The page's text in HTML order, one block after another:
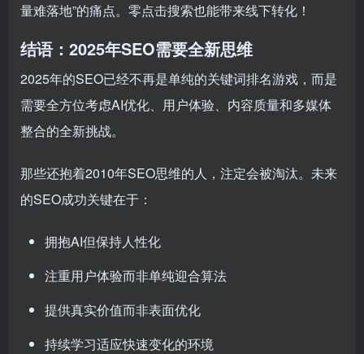
量难落地”的痛点。零点击搜索也能带来线下转化！
结语：2025年SEO需要全新思维
2025年的SEO已经不再是单纯的关键词排名游戏，而是
需要全方位考虑AI优化、用户体验、内容质量和多媒体
整合的全新挑战。
那些还抱着2010年SEO思维的人，注定会被淘汰。未来
的SEO成功关键在于：
拥抱AI但保持人性化
注重用户体验而非单纯迎合算法
提供真实价值而非表面优化
持续学习适应快速变化的环境